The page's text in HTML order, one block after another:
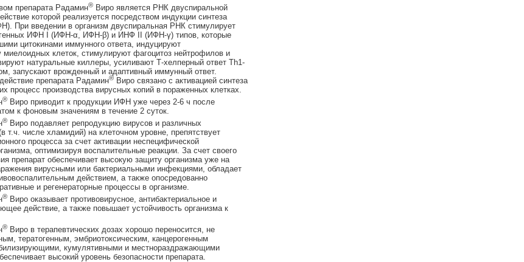
препарата Радамин®Виро является РНК двуспиральной
которой реализуется посредством индукции синтеза
При введении в организм двуспиральная РНК стимулирует
ИФН I (ИФН-α, ИФН-β) и ИНФ II (ИФН-γ) типов, которые
цитокинами иммунного ответа, индуцируют
клеток, стимулируют фагоцитоз нейтрофилов и
натуральные киллеры, усиливают Т-хелперный ответ Th1-
запускают врожденный и адаптивный иммунный ответ.
препарата Радамин®Виро связано с активацией синтеза
процесс производства вирусных копий в пораженных клетках.
®Виро приводит к продукции ИФН уже через 2-6 ч после
к фоновым значениям в течение 2 суток.
®Виро подавляет репродукцию вирусов и различных
т.ч. числе хламидий) на клеточном уровне, препятствует
процесса за счет активации неспецифической
оптимизируя воспалительные реакции. За счет своего
препарат обеспечивает высокую защиту организма уже на
вирусными или бактериальными инфекциями, обладает
действием, а также опосредованно
и регенераторные процессы в организме.
®Виро оказывает противовирусное, антибактериальное и
действие, а также повышает устойчивость организма к
®Виро в терапевтических дозах хорошо переносится, не
тератогенным, эмбриотоксическим, канцерогенным
кумулятивными и местнораздражающими
высокий уровень безопасности препарата.